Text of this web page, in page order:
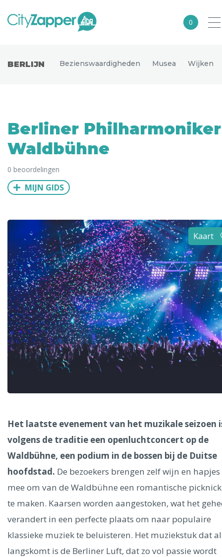
0
Europa
Noord-Amerika
Azië
Andere wereldsteden
Alle steden
Phoenix
Dresden
Ålesund
Parijs Tokio Amsterdam Barcelona Dubai
Milaan
Singapore
Rome Berlijn Mechelen Venetië
Florence
Dublin
Hong Kong München Wenen Budapest
Madrid
Vancouver
Alles bekijken
BERLIJN Bezienswaardigheden Musea Wijken
Berliner Philharmoniker
Waldbühne
0 beoordelingen
MIJN GIDS
Kaart
Het laatste evenement van het muzikale seizoen
volgens de traditie een openluchtconcert op de
Waldbühne, een podium in de bossen bij de Duitse
hoofdstad. De bezoekers brengen zelf wijn en hapjes
mee om van de Waldbühne een romantische
te maken. Kaarsen worden aangestoken, wat het
verandert in een perfecte plaats om naar populaire
klassieke muziek te beluisteren. Het muziekstuk dat
langskomt is de Berliner Luft, dat zo vol passie wordt